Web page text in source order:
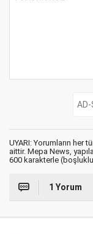
UYARI: Yorumların her
aittir. Mepa News,
600 karakterle (boşluklu)
1 Yorum